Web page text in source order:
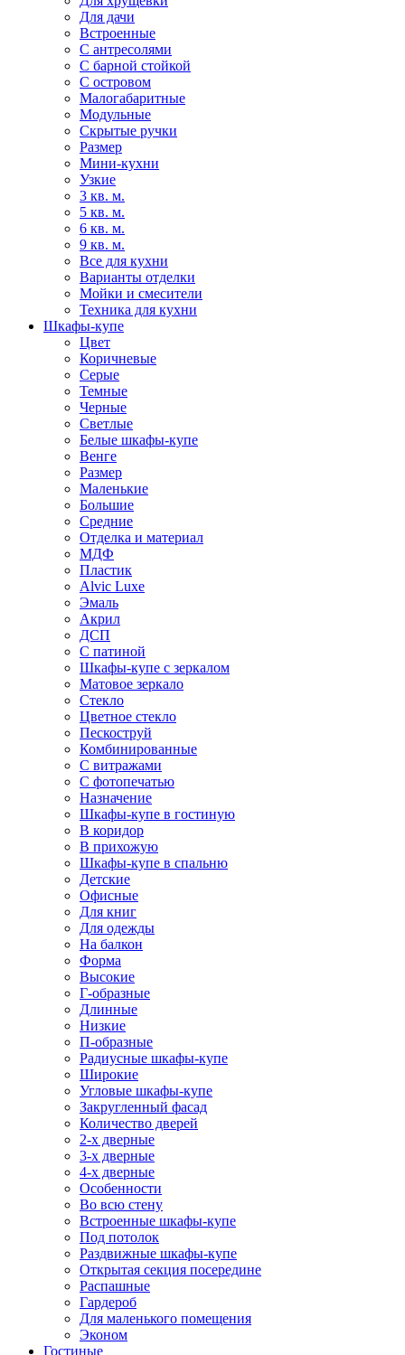
Для дачи
Встроенные
С антресолями
С барной стойкой
С островом
Малогабаритные
Модульные
Скрытые ручки
Размер
Мини-кухни
Узкие
3 кв. м.
5 кв. м.
6 кв. м.
9 кв. м.
Все для кухни
Варианты отделки
Мойки и смесители
Техника для кухни
Шкафы-купе
Цвет
Коричневые
Серые
Темные
Черные
Светлые
Белые шкафы-купе
Венге
Размер
Маленькие
Большие
Средние
Отделка и материал
МДФ
Пластик
Alvic Luxe
Эмаль
Акрил
ДСП
С патиной
Шкафы-купе с зеркалом
Матовое зеркало
Стекло
Цветное стекло
Пескоструй
Комбинированные
С витражами
С фотопечатью
Назначение
Шкафы-купе в гостиную
В коридор
В прихожую
Шкафы-купе в спальню
Детские
Офисные
Для книг
Для одежды
На балкон
Форма
Высокие
Г-образные
Длинные
Низкие
П-образные
Радиусные шкафы-купе
Широкие
Угловые шкафы-купе
Закругленный фасад
Количество дверей
2-х дверные
3-х дверные
4-х дверные
Особенности
Во всю стену
Встроенные шкафы-купе
Под потолок
Раздвижные шкафы-купе
Открытая секция посередине
Распашные
Гардероб
Для маленького помещения
Эконом
Гостиные